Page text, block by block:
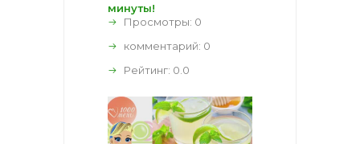
минуты!
Просмотры: 0
комментарий: 0
Рейтинг: 0.0